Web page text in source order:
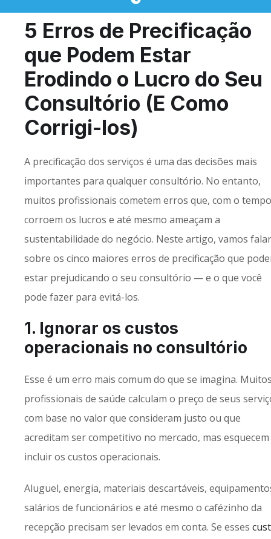
5 Erros de Precificação
que Podem Estar
Erodindo o Lucro do Seu
Consultório (E Como
Corrigi-los)
A precificação dos serviços é uma das decisões mais
importantes para qualquer consultório. No entanto,
muitos profissionais cometem erros que, com o
corroem os lucros e até mesmo ameaçam a
sustentabilidade do negócio. Neste artigo, vamos falar
sobre os cinco maiores erros de precificação que
estar prejudicando o seu consultório — e o que você
pode fazer para evitá-los.
1. Ignorar os custos
operacionais no consultório
Esse é um erro mais comum do que se imagina.
profissionais de saúde calculam o preço de seus
com base no valor que consideram justo ou que
acreditam ser competitivo no mercado, mas esquecem
incluir os custos operacionais.
Aluguel, energia, materiais descartáveis,
salários de funcionários e até mesmo o cafézinho da
recepção precisam ser levados em conta. Se esses